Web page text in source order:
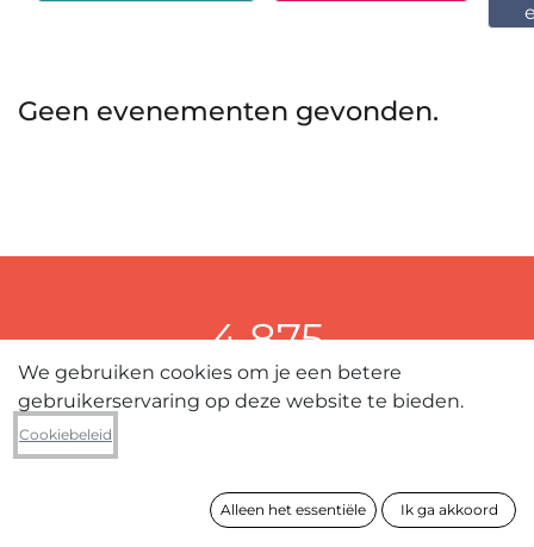
Geen evenementen gevonden.
4.875
kunstwerken in collectie
kunstenaars
We gebruiken cookies om je een betere
gebruikerservaring op deze website te bieden.
Cookiebeleid
Alleen het essentiële Ik ga akkoord